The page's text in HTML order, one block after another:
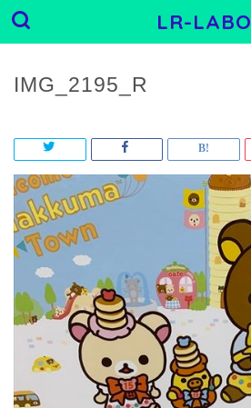
LR-LABO
E
IMG_2195_R